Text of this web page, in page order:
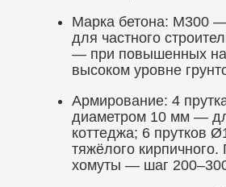
Марка бетона: М300
для частного
— при повышенных
высоком уровне
Армирование: 4
диаметром 10 мм —
коттеджа; 6 прутков
тяжёлого
хомуты — шаг